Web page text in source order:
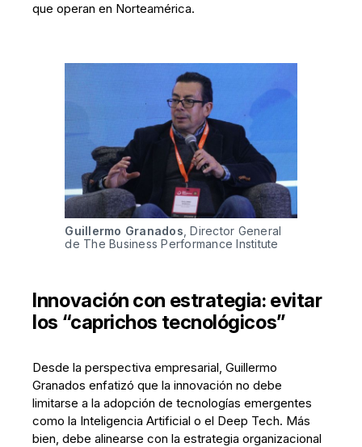
que operan en Norteamérica.
Guillermo Granados , Director General
de The Business Performance Institute
Innovación con estrategia: evitar
los “caprichos tecnológicos”
Desde la perspectiva empresarial, Guillermo
Granados enfatizó que la innovación no debe
limitarse a la adopción de tecnologías emergentes
como la Inteligencia Artificial o el Deep Tech. Más
bien, debe alinearse con la estrategia organizacional